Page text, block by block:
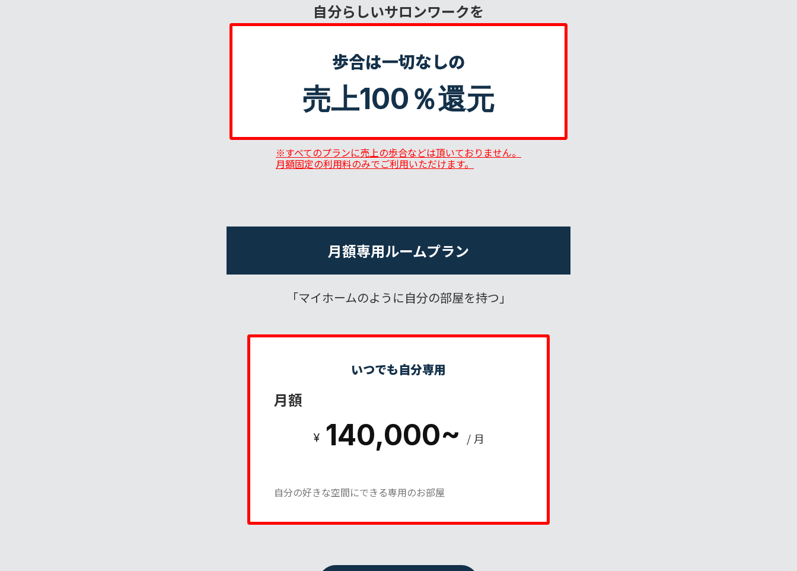
自分らしいサロンワークを
歩合は一切なしの
売上100％還元
※すべてのプランに売上の歩合などは頂いておりません。
月額固定の利用料のみでご利用いただけます。
月額専用ルームプラン
「マイホームのように自分の部屋を持つ」
いつでも自分専用
月額
¥ 140,000~ / 月
自分の好きな空間にできる専用のお部屋